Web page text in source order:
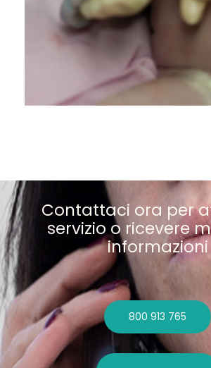
Contattaci ora per
servizio o ricevere
informazioni
800 913 765